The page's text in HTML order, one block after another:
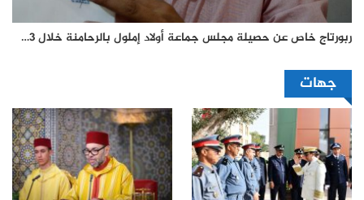
ربورتاج خاص عن حصيلة مجلس جماعة أولاد إملول بالرحامنة خلال 3…
جهات